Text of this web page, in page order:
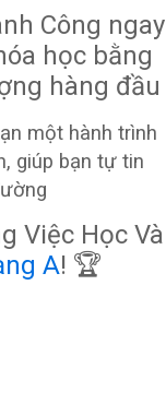
Công ngay
học bằng
hàng đầu
một hành trình
giúp bạn tự tin
Việc Học Và
A! 🏆